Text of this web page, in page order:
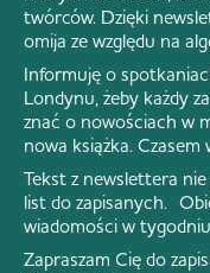
twórców. Dzięki
omija ze względu na
Informuję o
Londynu, żeby każdy
znać o nowościach w
nowa książka.
Tekst z newslettera
list do zapisanych.
wiadomości w
Zapraszam Cię do